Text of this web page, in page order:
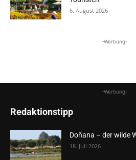
6. August 2026
-Werbung-
-Werbung-
Redaktionstipp
Doñana – der wilde
18. Juli 2026